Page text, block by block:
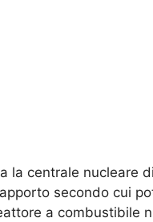
la centrale nucleare
secondo cui
a combustibile